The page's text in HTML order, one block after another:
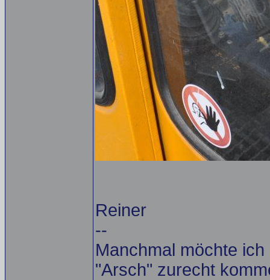
Reiner
--
Manchmal möchte
"Arsch" zurecht